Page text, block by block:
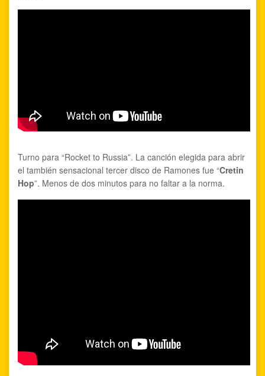
Turno para “Rocket to Russia”. La canción elegida para abrir
el también sensacional tercer disco de Ramones fue “Cretin
Hop”. Menos de dos minutos para no faltar a la norma.